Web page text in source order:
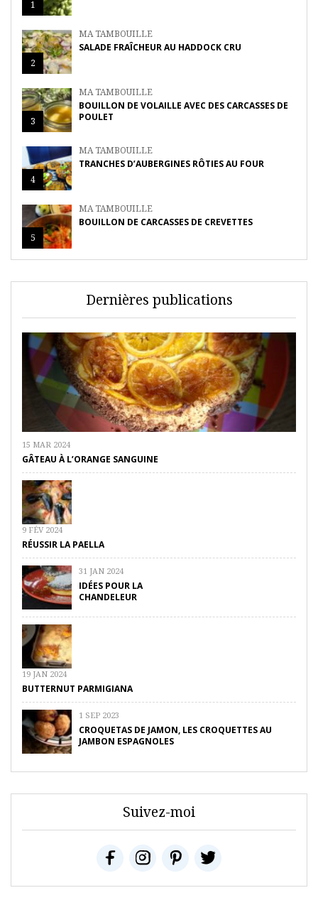
1
2
MA TAMBOUILLE
SALADE FRAÎCHEUR AU HADDOCK CRU
3
MA TAMBOUILLE
BOUILLON DE VOLAILLE AVEC DES CARCASSES DE
POULET
4
MA TAMBOUILLE
TRANCHES D’AUBERGINES RÔTIES AU FOUR
5
MA TAMBOUILLE
BOUILLON DE CARCASSES DE CREVETTES
Dernières publications
15 MAR 2024
GÂTEAU À L’ORANGE SANGUINE
9 FÉV 2024
RÉUSSIR LA PAELLA
31 JAN 2024
IDÉES POUR LA
CHANDELEUR
19 JAN 2024
BUTTERNUT PARMIGIANA
1 SEP 2023
CROQUETAS DE JAMON, LES CROQUETTES AU
JAMBON ESPAGNOLES
Suivez-moi